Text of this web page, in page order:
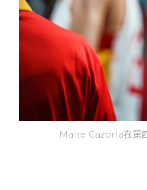
Maite Cazorla在第